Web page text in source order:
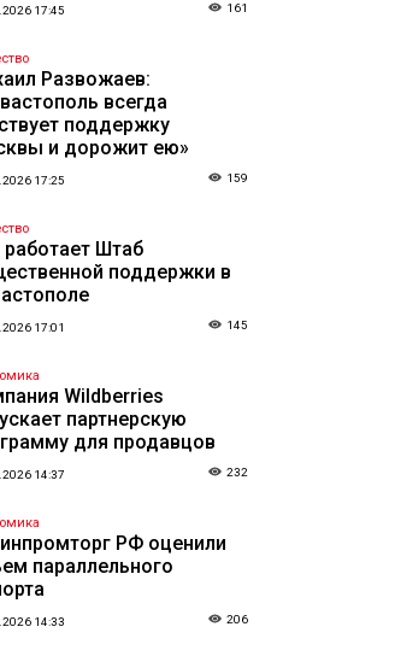
17:45 161
Развожаев:
всегда
поддержку
и дорожит ею»
17:25 159
работает Штаб
поддержки в
17:01 145
Wildberries
партнерскую
для продавцов
14:37 232
РФ оценили
параллельного
14:33 206